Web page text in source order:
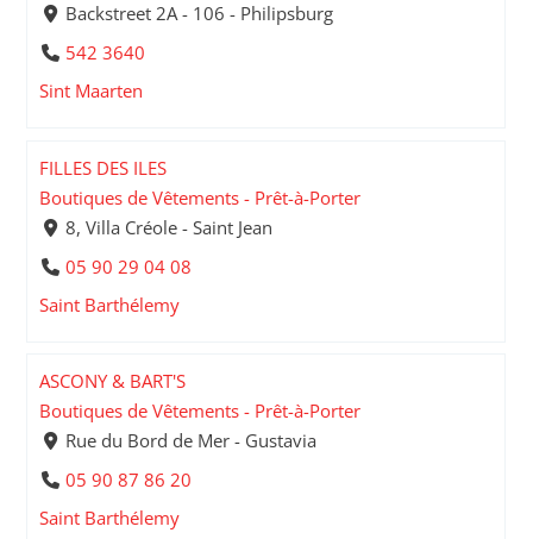
Backstreet 2A - 106 - Philipsburg
542 3640
Sint Maarten
FILLES DES ILES
Boutiques de Vêtements - Prêt-à-Porter
8, Villa Créole - Saint Jean
05 90 29 04 08
Saint Barthélemy
ASCONY & BART'S
Boutiques de Vêtements - Prêt-à-Porter
Rue du Bord de Mer - Gustavia
05 90 87 86 20
Saint Barthélemy